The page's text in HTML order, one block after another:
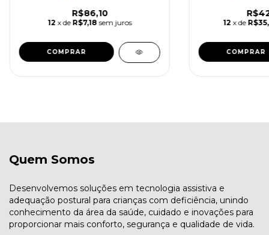
R$86,10
12 x de R$7,18 sem juros 12 x de
Quem Somos
Desenvolvemos soluções em tecnologia assistiva e
adequação postural para crianças com deficiência, unindo
conhecimento da área da saúde, cuidado e inovações para
proporcionar mais conforto, segurança e qualidade de vida.